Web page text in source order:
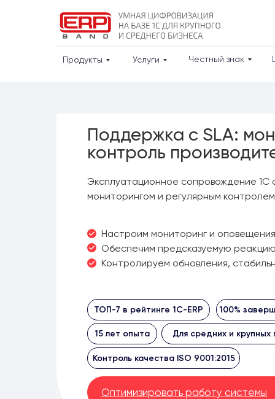
Продукты Услуги Честный знак
Настроим мониторинг и
Обеспечим предсказуемую
Контролируем обновления,
Поддержка с SLA:
контроль
Эксплуатационное сопровождение 1С
мониторингом и регулярным
Оптимизировать работу системы
Контроль качества ISO 9001:2015
100%
15 лет опыта
ТОП-7 в рейтинге 1С-ERP
Для средних и крупных